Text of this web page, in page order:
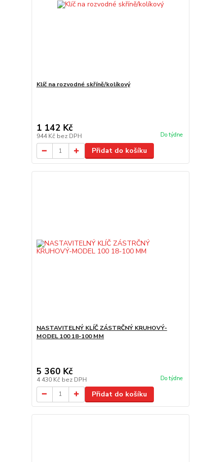
Klíč na rozvodné skříně/kolíkový
1 142 Kč
944 Kč bez DPH Do týdne
Přidat do košíku
NASTAVITELNÝ KLÍČ ZÁSTRČNÝ KRUHOVÝ-
MODEL 100 18-100 MM
5 360 Kč
4 430 Kč bez DPH Do týdne
Přidat do košíku